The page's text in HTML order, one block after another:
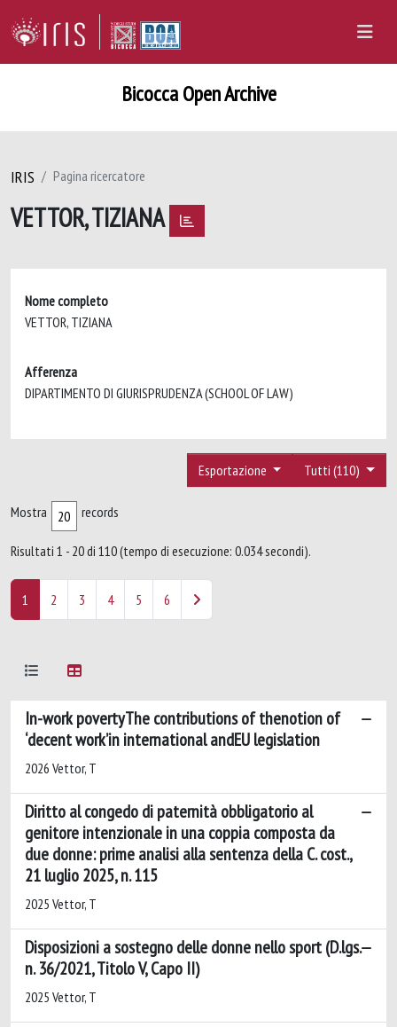
Bicocca Open Archive
IRIS Pagina ricercatore
VETTOR, TIZIANA
Nome completo
VETTOR, TIZIANA
Afferenza
DIPARTIMENTO DI GIURISPRUDENZA (SCHOOL OF LAW)
Tutti (110)
Esportazione
Mostra records
Risultati 1 - 20 di 110 (tempo di esecuzione: 0.034 secondi).
1 2 3 4 5 6
In-work povertyThe contributions of thenotion of
‘decent work’in international andEU legislation
2026 Vettor, T
Diritto al congedo di paternità obbligatorio al
genitore intenzionale in una coppia composta da
due donne: prime analisi alla sentenza della C. cost.,
21 luglio 2025, n. 115
2025 Vettor, T
Disposizioni a sostegno delle donne nello sport (D.lgs.
n. 36/2021, Titolo V, Capo II)
2025 Vettor, T